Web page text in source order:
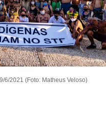
6/2021 (Foto: Matheus Veloso)